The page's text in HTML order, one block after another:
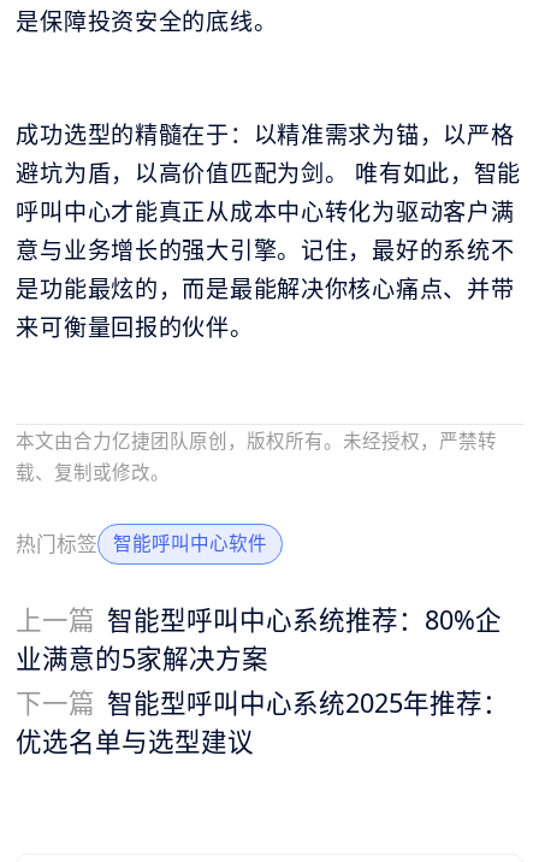
是保障投资安全的底线。
成功选型的精髓在于：以精准需求为锚，以严格
避坑为盾，以高价值匹配为剑。 唯有如此，智能
呼叫中心才能真正从成本中心转化为驱动客户满
意与业务增长的强大引擎。记住，最好的系统不
是功能最炫的，而是最能解决你核心痛点、并带
来可衡量回报的伙伴。
本文由合力亿捷团队原创，版权所有。未经授权，严禁转
载、复制或修改。
热门标签 智能呼叫中心软件
上一篇 智能型呼叫中心系统推荐：80%企
业满意的5家解决方案
下一篇 智能型呼叫中心系统2025年推荐：
优选名单与选型建议